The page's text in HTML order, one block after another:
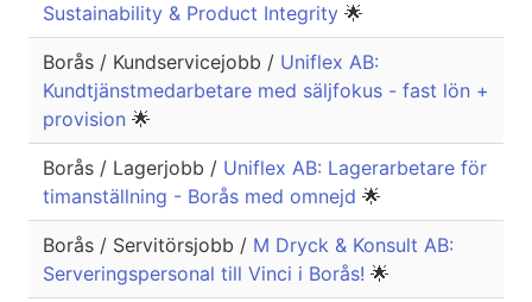
Sustainability & Product Integrity 🌟
Borås / Kundservicejobb / Uniflex AB:
Kundtjänstmedarbetare med säljfokus - fast lön +
provision 🌟
Borås / Lagerjobb / Uniflex AB: Lagerarbetare för
timanställning - Borås med omnejd 🌟
Borås / Servitörsjobb / M Dryck & Konsult AB:
Serveringspersonal till Vinci i Borås! 🌟